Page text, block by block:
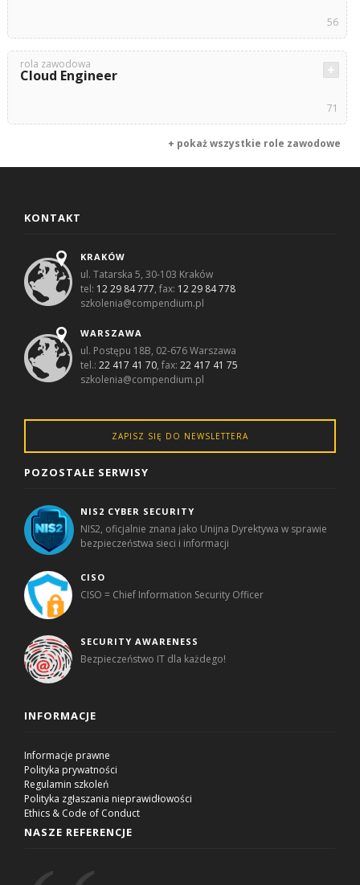
56
rola zawodowa
Cloud Engineer
71
+ pokaż wszystkie role zawodowe
KONTAKT
KRAKÓW
ul. Tatarska 5, 30-103 Kraków
tel: 12 29 84 777, fax: 12 29 84 778
szkolenia@compendium.pl
WARSZAWA
ul. Postępu 18B, 02-676 Warszawa
tel.:22 417 41 70, fax:22 417 41 75
szkolenia@compendium.pl
ZAPISZ SIĘ DO NEWSLETTERA
POZOSTAŁE SERWISY
NIS2 CYBER SECURITY
NIS2, oficjalnie znana jako Unijna Dyrektywa w sprawie
bezpieczeństwa sieci i informacji
CISO
CISO = Chief Information Security Officer
SECURITY AWARENESS
Bezpieczeństwo IT dla każdego!
INFORMACJE
Informacje prawne
Polityka prywatności
Regulamin szkoleń
Polityka zgłaszania nieprawidłowości
Ethics & Code of Conduct
NASZE REFERENCJE